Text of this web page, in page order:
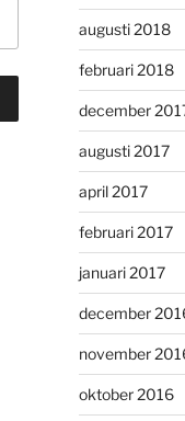
augusti 2018
februari 2018
december
augusti 2017
april 2017
februari 2017
januari 2017
december
november
oktober 2016